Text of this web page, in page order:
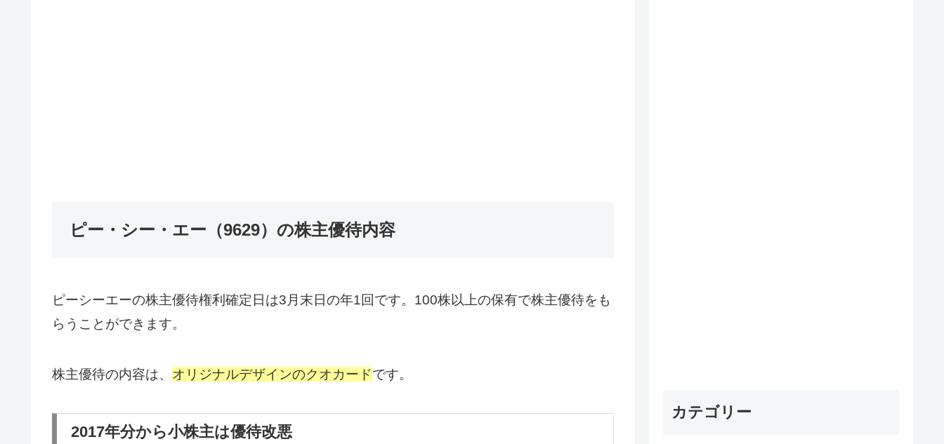
ピー・シー・エー（9629）の株主優待内容
ピーシーエーの株主優待権利確定日は3月末日の年1回です。100株以上の保有で株主優待をも
らうことができます。
株主優待の内容は、 オリジナルデザインのクオカードです。
2017年分から小株主は優待改悪
カテゴリー